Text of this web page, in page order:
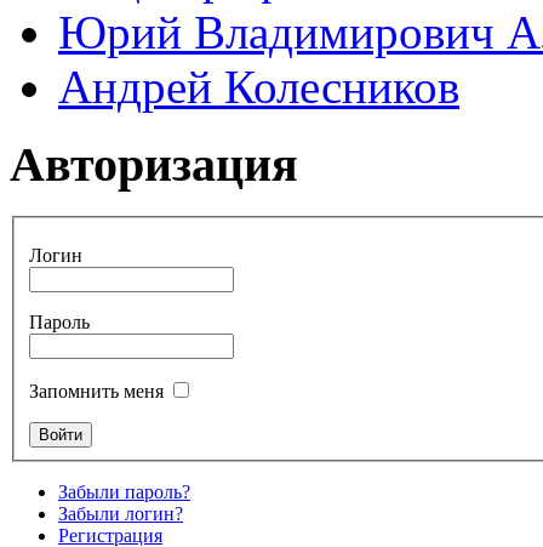
Юрий Владимирович
Андрей Колесников
Авторизация
Логин
Пароль
Запомнить меня
Забыли пароль?
Забыли логин?
Регистрация